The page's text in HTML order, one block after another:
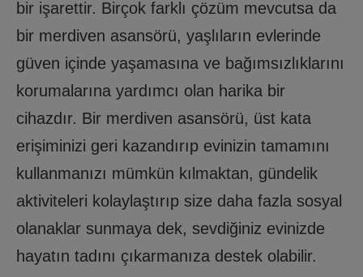
bir işarettir. Birçok farklı çözüm mevcutsa da
bir merdiven asansörü, yaşlıların evlerinde
güven içinde yaşamasına ve bağımsızlıklarını
korumalarına yardımcı olan harika bir
cihazdır. Bir merdiven asansörü, üst kata
erişiminizi geri kazandırıp evinizin tamamını
kullanmanızı mümkün kılmaktan, gündelik
aktiviteleri kolaylaştırıp size daha fazla sosyal
olanaklar sunmaya dek, sevdiğiniz evinizde
hayatın tadını çıkarmanıza destek olabilir.